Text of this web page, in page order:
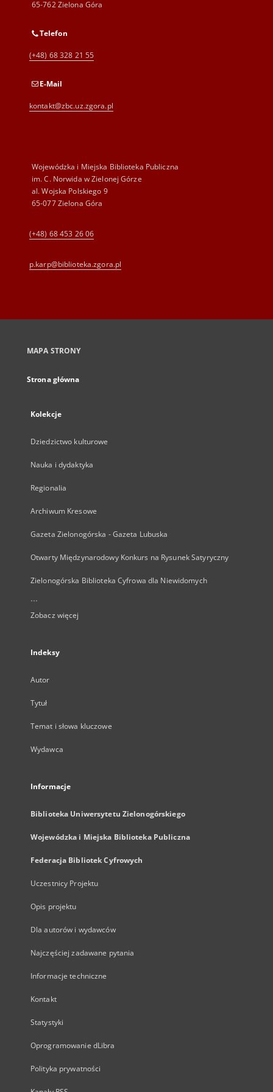
65-762 Zielona Góra
Telefon
(+48) 68 328 21 55
E-Mail
kontakt@zbc.uz.zgora.pl
Wojewódzka i Miejska Biblioteka Publiczna
im. C. Norwida w Zielonej Górze
al. Wojska Polskiego 9
65-077 Zielona Góra
(+48) 68 453 26 06
p.karp@biblioteka.zgora.pl
MAPA STRONY
Strona główna
Kolekcje
Dziedzictwo kulturowe
Nauka i dydaktyka
Regionalia
Archiwum Kresowe
Gazeta Zielonogórska - Gazeta Lubuska
Otwarty Międzynarodowy Konkurs na Rysunek Satyryczny
Zielonogórska Biblioteka Cyfrowa dla Niewidomych
...
Zobacz więcej
Indeksy
Autor
Tytuł
Temat i słowa kluczowe
Wydawca
Informacje
Biblioteka Uniwersytetu Zielonogórskiego
Wojewódzka i Miejska Biblioteka Publiczna
Federacja Bibliotek Cyfrowych
Uczestnicy Projektu
Opis projektu
Dla autorów i wydawców
Najczęściej zadawane pytania
Informacje techniczne
Kontakt
Statystyki
Oprogramowanie dLibra
Polityka prywatności